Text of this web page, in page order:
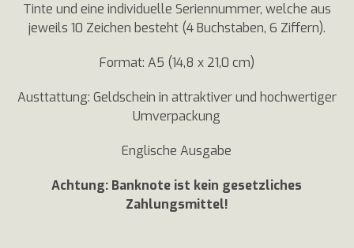
Tinte und eine individuelle Seriennummer, welche aus
jeweils 10 Zeichen besteht (4 Buchstaben, 6 Ziffern).
Format: A5 (14,8 x 21,0 cm)
Austtattung: Geldschein in attraktiver und hochwertiger
Umverpackung
Englische Ausgabe
Achtung: Banknote ist kein gesetzliches
Zahlungsmittel!